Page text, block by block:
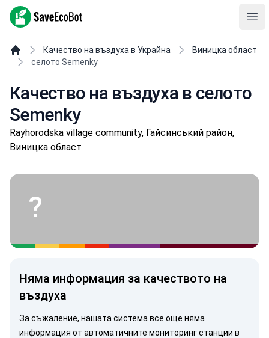
SaveEcoBot
Качество на въздуха в Украйна
Виницка област
селото Semenky
Качество на въздуха в селото
Semenky
Rayhorodska village community, Гайсинський район,
Виницка област
?
Няма информация за качеството на
въздуха
За съжаление, нашата система все още няма
информация от автоматичните мониторинг станции в